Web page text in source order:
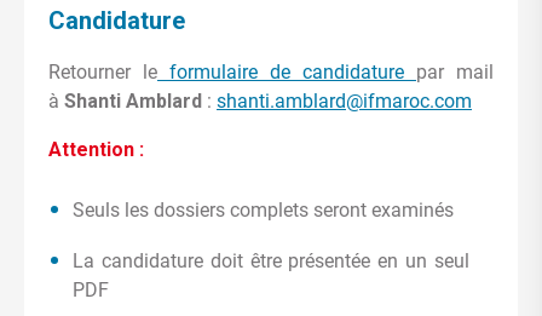
Candidature
Retourner le formulaire de candidature par mail
à Shanti Amblard : shanti.amblard@ifmaroc.com
Attention :
Seuls les dossiers complets seront examinés
La candidature doit être présentée en un seul
PDF